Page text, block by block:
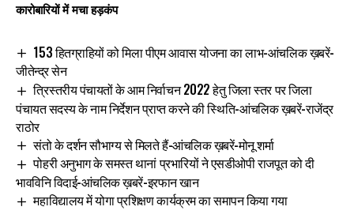
कारोबारियों में मचा हड़कंप
153 हितग्राहियों को मिला पीएम आवास योजना का लाभ-आंचलिक ख़बरें-
जीतेन्द्र सेन
त्रिस्तरीय पंचायतों के आम निर्वाचन 2022 हेतु जिला स्तर पर जिला
पंचायत सदस्य के नाम निर्देशन प्राप्त करने की स्थिति-आंचलिक ख़बरें-राजेंद्र
राठोर
संतो के दर्शन सौभाग्य से मिलते हैं-आंचलिक ख़बरें-मोनू शर्मा
पोहरी अनुभाग के समस्त थानां प्रभारियों ने एसडीओपी राजपूत को दी
भावविनि विदाई-आंचलिक ख़बरें-इरफान खान
महाविद्यालय में योगा प्रशिक्षण कार्यक्रम का समापन किया गया